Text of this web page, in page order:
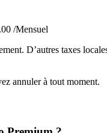
/Mensuel
D’autres taxes
annuler à tout moment.